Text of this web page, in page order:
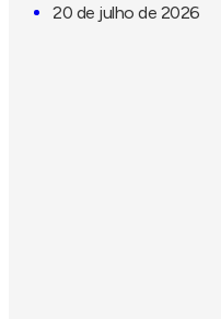
20 de julho de 2026